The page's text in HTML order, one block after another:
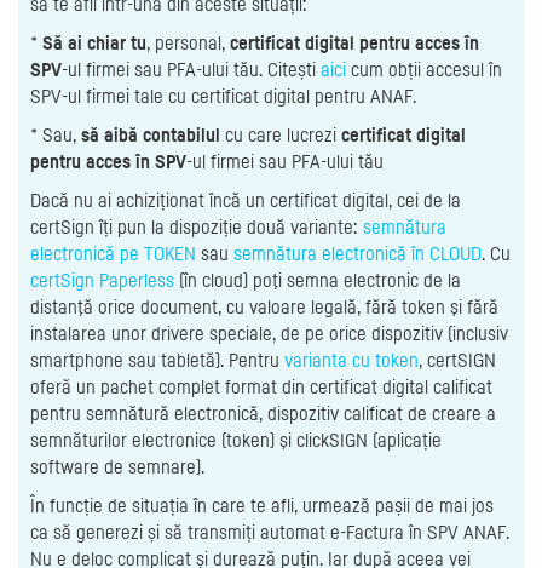
* Să ai chiar tu, personal, certificat digital pentru acces în
SPV-ul firmei sau PFA-ului tău. Citești aici cum obții accesul în
SPV-ul firmei tale cu certificat digital pentru ANAF.
* Sau, să aibă contabilul cu care lucrezi certificat digital
pentru acces în SPV-ul firmei sau PFA-ului tău
Dacă nu ai achiziționat încă un certificat digital, cei de la
certSign îți pun la dispoziție două variante: semnătura
electronică pe TOKEN sau semnătura electronică în CLOUD. Cu
certSign Paperless (în cloud) poţi semna electronic de la
distanţă orice document, cu valoare legală, fără token şi fără
instalarea unor drivere speciale, de pe orice dispozitiv (inclusiv
smartphone sau tabletă). Pentru varianta cu token, certSIGN
oferă un pachet complet format din certificat digital calificat
pentru semnătură electronică, dispozitiv calificat de creare a
semnăturilor electronice (token) şi clickSIGN (aplicație
software de semnare).
În funcție de situația în care te afli, urmează pașii de mai jos
ca să generezi și să transmiți automat e-Factura în SPV ANAF.
Nu e deloc complicat și durează puțin. Iar după aceea vei